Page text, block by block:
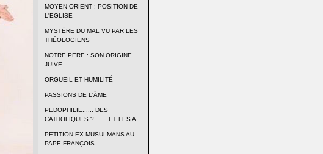
MOYEN-ORIENT : POSITION DE
L'EGLISE
MYSTÈRE DU MAL VU PAR LES
THÉOLOGIENS
NOTRE PERE : SON ORIGINE
JUIVE
ORGUEIL ET HUMILITÉ
PASSIONS DE L'ÂME
PEDOPHILIE...... DES
CATHOLIQUES ? ...... ET LES A
PETITION EX-MUSULMANS AU
PAPE FRANÇOIS